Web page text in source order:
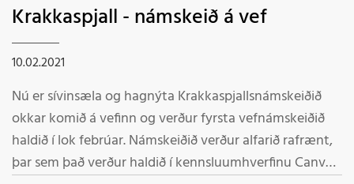
Krakkaspjall - námskeið á vef
10.02.2021
Nú er sívinsæla og hagnýta Krakkaspjallsnámskeiðið
okkar komið á vefinn og verður fyrsta vefnámskeiðið
haldið í lok febrúar. Námskeiðið verður alfarið rafrænt,
þar sem það verður haldið í kennsluumhverfinu Canvas